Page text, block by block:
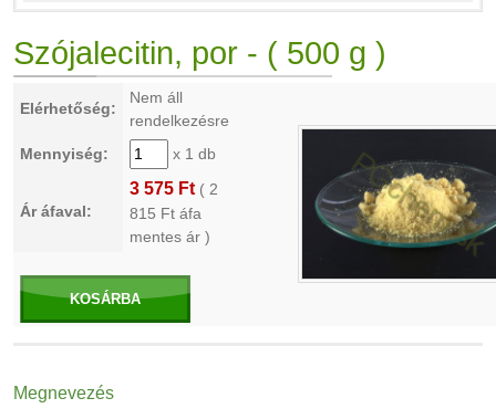
Szójalecitin, por - ( 500 g )
Elérhetőség:
Nem áll
rendelkezésre
Mennyiség:
x 1 db
Ár áfaval:
3 575 Ft ( 2
815 Ft áfa
mentes ár )
KOSÁRBA
Megnevezés